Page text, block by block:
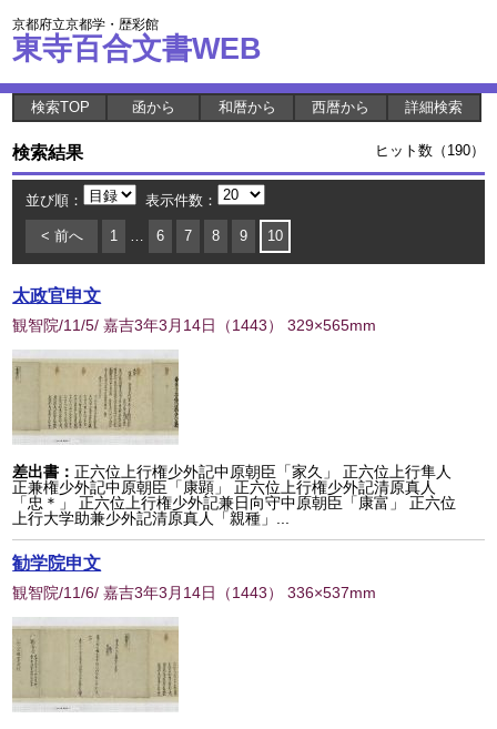
京都府立京都学・歴彩館
東寺百合文書WEB
検索TOP 函から 和暦から 西暦から 詳細検索
検索結果 ヒット数（190）
並び順： 表示件数：
< 前へ 1 … 6 7 8 9 10
太政官申文
観智院/11/5/ 嘉吉3年3月14日 （1443） 329×565mm
差出書：正六位上行権少外記中原朝臣「家久」 正六位上行隼人
正兼権少外記中原朝臣「康顕」 正六位上行権少外記清原真人
「忠＊」 正六位上行権少外記兼日向守中原朝臣「康富」 正六位
上行大学助兼少外記清原真人「親種」...
勧学院申文
観智院/11/6/ 嘉吉3年3月14日 （1443） 336×537mm